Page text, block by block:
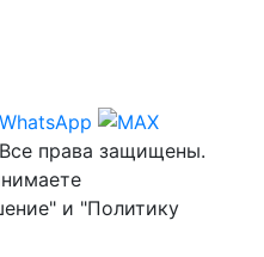
права защищены.
и "Политику